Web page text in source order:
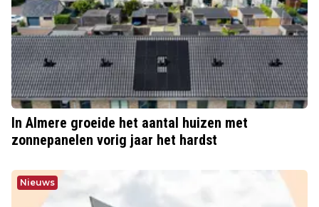
In Almere groeide het aantal huizen met
zonnepanelen vorig jaar het hardst
Nieuws